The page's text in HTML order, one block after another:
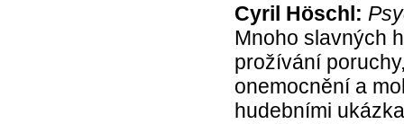
Cyril Höschl:
Mnoho slavných
prožívání
onemocnění a
hudebními